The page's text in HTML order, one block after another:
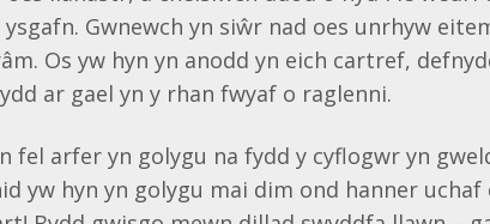
Gwnewch yn siŵr nad oes unrhyw
Os yw hyn yn anodd yn eich cartref,
ar gael yn y rhan fwyaf o raglenni.
fel arfer yn golygu na fydd y cyflogwr yn
yw hyn yn golygu mai dim ond hanner